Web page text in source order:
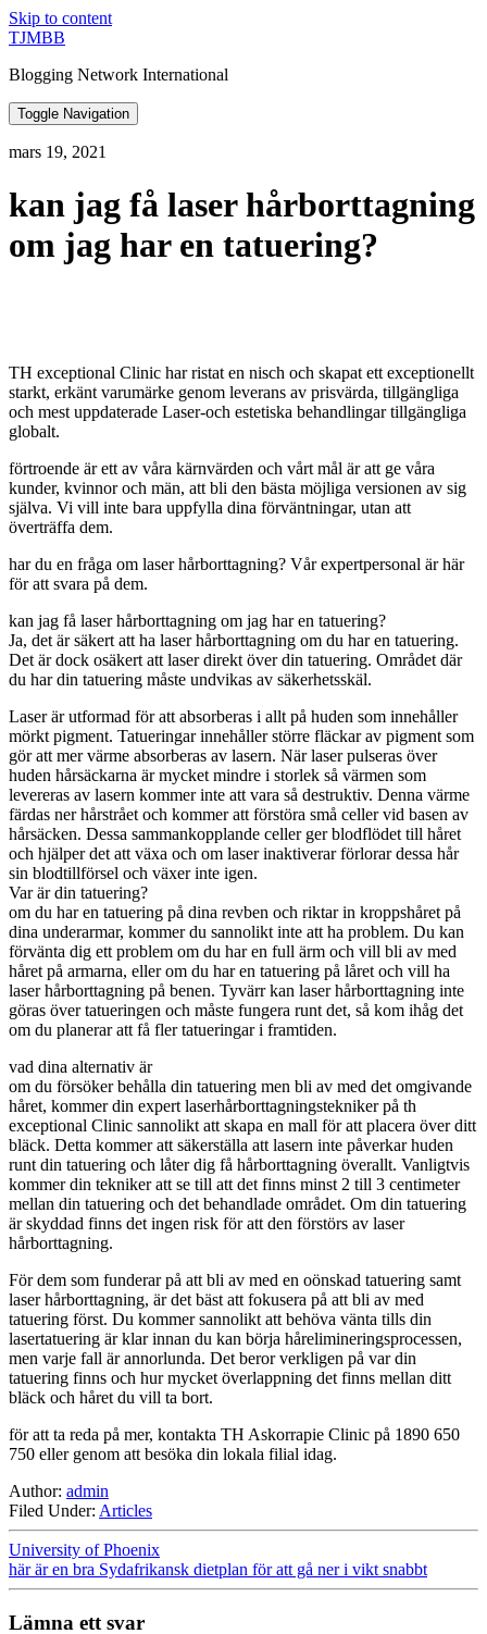
Skip to content
TJMBB
Blogging Network International
Toggle Navigation
mars 19, 2021
kan jag få laser hårborttagning
om jag har en tatuering?
TH exceptional Clinic har ristat en nisch och skapat ett exceptionellt
starkt, erkänt varumärke genom leverans av prisvärda, tillgängliga
och mest uppdaterade Laser-och estetiska behandlingar tillgängliga
globalt.
förtroende är ett av våra kärnvärden och vårt mål är att ge våra
kunder, kvinnor och män, att bli den bästa möjliga versionen av sig
själva. Vi vill inte bara uppfylla dina förväntningar, utan att
överträffa dem.
har du en fråga om laser hårborttagning? Vår expertpersonal är här
för att svara på dem.
kan jag få laser hårborttagning om jag har en tatuering?
Ja, det är säkert att ha laser hårborttagning om du har en tatuering.
Det är dock osäkert att laser direkt över din tatuering. Området där
du har din tatuering måste undvikas av säkerhetsskäl.
Laser är utformad för att absorberas i allt på huden som innehåller
mörkt pigment. Tatueringar innehåller större fläckar av pigment som
gör att mer värme absorberas av lasern. När laser pulseras över
huden hårsäckarna är mycket mindre i storlek så värmen som
levereras av lasern kommer inte att vara så destruktiv. Denna värme
färdas ner hårstrået och kommer att förstöra små celler vid basen av
hårsäcken. Dessa sammankopplande celler ger blodflödet till håret
och hjälper det att växa och om laser inaktiverar förlorar dessa hår
sin blodtillförsel och växer inte igen.
Var är din tatuering?
om du har en tatuering på dina revben och riktar in kroppshåret på
dina underarmar, kommer du sannolikt inte att ha problem. Du kan
förvänta dig ett problem om du har en full ärm och vill bli av med
håret på armarna, eller om du har en tatuering på låret och vill ha
laser hårborttagning på benen. Tyvärr kan laser hårborttagning inte
göras över tatueringen och måste fungera runt det, så kom ihåg det
om du planerar att få fler tatueringar i framtiden.
vad dina alternativ är
om du försöker behålla din tatuering men bli av med det omgivande
håret, kommer din expert laserhårborttagningstekniker på th
exceptional Clinic sannolikt att skapa en mall för att placera över ditt
bläck. Detta kommer att säkerställa att lasern inte påverkar huden
runt din tatuering och låter dig få hårborttagning överallt. Vanligtvis
kommer din tekniker att se till att det finns minst 2 till 3 centimeter
mellan din tatuering och det behandlade området. Om din tatuering
är skyddad finns det ingen risk för att den förstörs av laser
hårborttagning.
För dem som funderar på att bli av med en oönskad tatuering samt
laser hårborttagning, är det bäst att fokusera på att bli av med
tatuering först. Du kommer sannolikt att behöva vänta tills din
lasertatuering är klar innan du kan börja hårelimineringsprocessen,
men varje fall är annorlunda. Det beror verkligen på var din
tatuering finns och hur mycket överlappning det finns mellan ditt
bläck och håret du vill ta bort.
för att ta reda på mer, kontakta TH Askorrapie Clinic på 1890 650
750 eller genom att besöka din lokala filial idag.
Author: admin
Filed Under: Articles
University of Phoenix
här är en bra Sydafrikansk dietplan för att gå ner i vikt snabbt
Lämna ett svar